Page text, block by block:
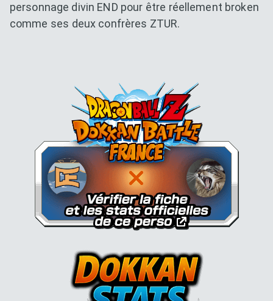
personnage divin END pour être réellement broken
comme ses deux confrères ZTUR.
Dokkan Essentials x Dragon